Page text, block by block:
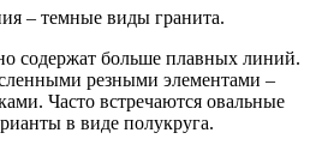
– темные виды гранита.
содержат больше плавных линий.
резными элементами –
Часто встречаются овальные
в виде полукруга.